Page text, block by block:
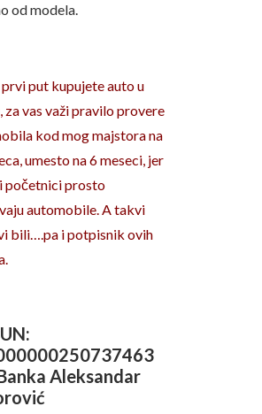
od modela.
put kupujete auto u
za vas važi pravilo provere
kod mog majstora na
umesto na 6 meseci, jer
početnici prosto
automobile. A takvi
bili….pa i potpisnik ovih
Aleksandar